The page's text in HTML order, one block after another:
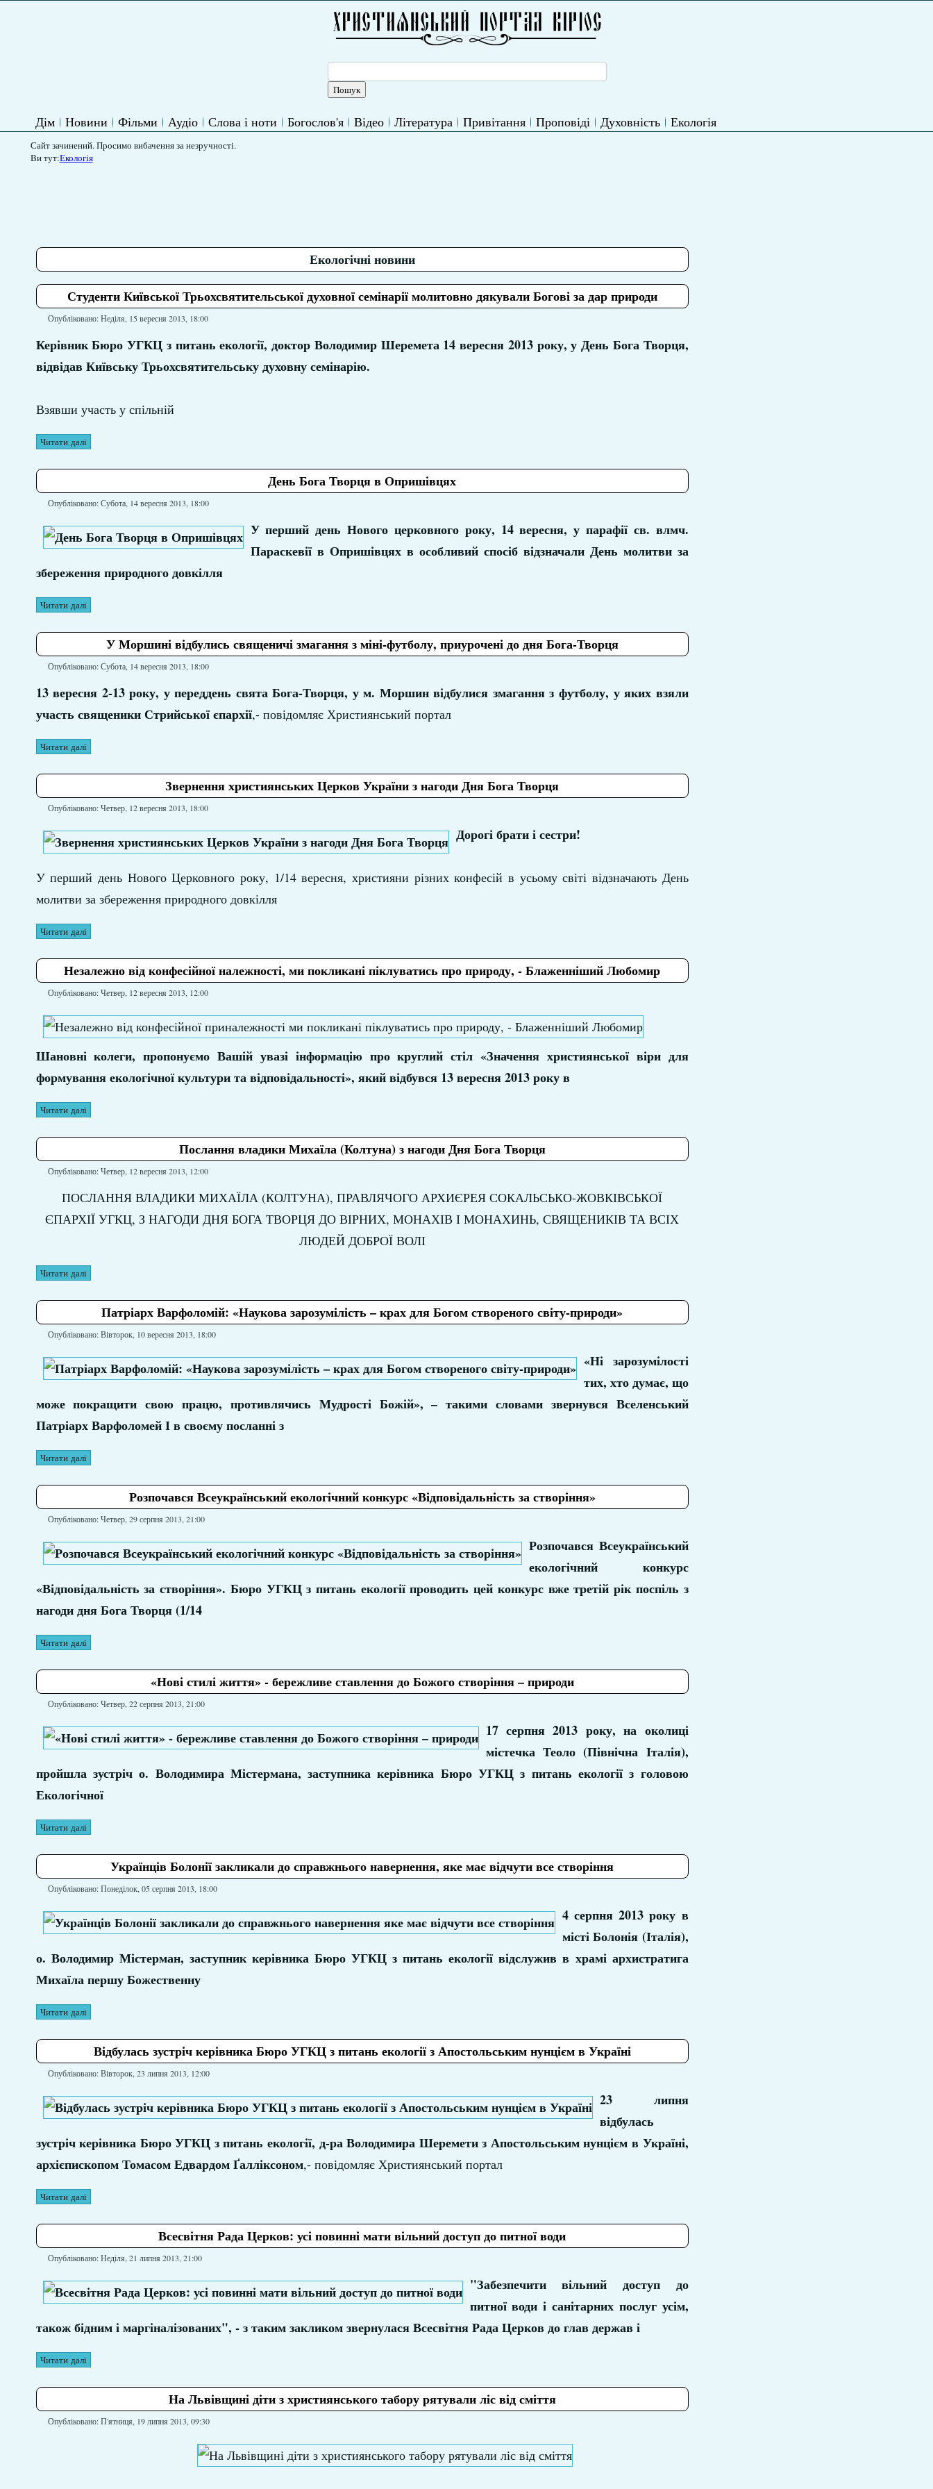
Дім Новини Фільми Аудіо Слова і ноти Богослов'я Відео Література Привітання Проповіді Духовність Екологія
Сайт зачинений. Просимо вибачення за незручності.
Ви тут:Екологія
Екологічні новини
Студенти Київської Трьохсвятительської духовної семінарії молитовно дякували Богові за дар природи
Опубліковано: Неділя, 15 вересня 2013, 18:00
Керівник Бюро УГКЦ з питань екології, доктор Володимир Шеремета 14 вересня 2013 року, у День Бога Творця,
відвідав Київську Трьохсвятительську духовну семінарію.
Взявши участь у спільній
Читати далі
День Бога Творця в Опришівцях
Опубліковано: Субота, 14 вересня 2013, 18:00
У перший день Нового церковного року, 14 вересня, у парафії св. влмч.
Параскевії в Опришівцях в особливий спосіб відзначали День молитви за
збереження природного довкілля
Читати далі
У Моршині відбулись священичі змагання з міні-футболу, приурочені до дня Бога-Творця
Опубліковано: Субота, 14 вересня 2013, 18:00
13 вересня 2-13 року, у переддень свята Бога-Творця, у м. Моршин відбулися змагання з футболу, у яких взяли
участь священики Стрийської єпархії,- повідомляє Християнський портал
Читати далі
Звернення християнських Церков України з нагоди Дня Бога Творця
Опубліковано: Четвер, 12 вересня 2013, 18:00
Дорогі брати і сестри!
У перший день Нового Церковного року, 1/14 вересня, християни різних конфесій в усьому світі відзначають День
молитви за збереження природного довкілля
Читати далі
Незалежно від конфесійної належності, ми покликані піклуватись про природу, - Блаженніший Любомир
Опубліковано: Четвер, 12 вересня 2013, 12:00
Шановні колеги, пропонуємо Вашій увазі інформацію про круглий стіл «Значення християнської віри для
формування екологічної культури та відповідальності», який відбувся 13 вересня 2013 року в
Читати далі
Послання владики Михаїла (Колтуна) з нагоди Дня Бога Творця
Опубліковано: Четвер, 12 вересня 2013, 12:00
ПОСЛАННЯ ВЛАДИКИ МИХАЇЛА (КОЛТУНА), ПРАВЛЯЧОГО АРХИЄРЕЯ СОКАЛЬСЬКО-ЖОВКІВСЬКОЇ
ЄПАРХІЇ УГКЦ, З НАГОДИ ДНЯ БОГА ТВОРЦЯ ДО ВІРНИХ, МОНАХІВ І МОНАХИНЬ, СВЯЩЕНИКІВ ТА ВСІХ
ЛЮДЕЙ ДОБРОЇ ВОЛІ
Читати далі
Патріарх Варфоломій: «Наукова зарозумілість – крах для Богом створеного світу-природи»
Опубліковано: Вівторок, 10 вересня 2013, 18:00
«Ні зарозумілості
тих, хто думає, що
може покращити свою працю, противлячись Мудрості Божій», – такими словами звернувся Вселенський
Патріарх Варфоломей І в своєму посланні з
Читати далі
Розпочався Всеукраїнський екологічний конкурс «Відповідальність за створіння»
Опубліковано: Четвер, 29 серпня 2013, 21:00
Розпочався Всеукраїнський
екологічний конкурс
«Відповідальність за створіння». Бюро УГКЦ з питань екології проводить цей конкурс вже третій рік поспіль з
нагоди дня Бога Творця (1/14
Читати далі
«Нові стилі життя» - бережливе ставлення до Божого створіння – природи
Опубліковано: Четвер, 22 серпня 2013, 21:00
17 серпня 2013 року, на околиці
містечка Теоло (Північна Італія),
пройшла зустріч о. Володимира Містермана, заступника керівника Бюро УГКЦ з питань екології з головою
Екологічної
Читати далі
Українців Болонії закликали до справжнього навернення, яке має відчути все створіння
Опубліковано: Понеділок, 05 серпня 2013, 18:00
4 серпня 2013 року в
місті Болонія (Італія),
о. Володимир Містерман, заступник керівника Бюро УГКЦ з питань екології відслужив в храмі архистратига
Михаїла першу Божественну
Читати далі
Відбулась зустріч керівника Бюро УГКЦ з питань екології з Апостольським нунцієм в Україні
Опубліковано: Вівторок, 23 липня 2013, 12:00
23 липня
відбулась
зустріч керівника Бюро УГКЦ з питань екології, д-ра Володимира Шеремети з Апостольським нунцієм в Україні,
архієпископом Томасом Едвардом Ґалліксоном,- повідомляє Християнський портал
Читати далі
Всесвітня Рада Церков: усі повинні мати вільний доступ до питної води
Опубліковано: Неділя, 21 липня 2013, 21:00
"Забезпечити вільний доступ до
питної води і санітарних послуг усім,
також бідним і маргіналізованих", - з таким закликом звернулася Всесвітня Рада Церков до глав держав і
Читати далі
На Львівщині діти з християнського табору рятували ліс від сміття
Опубліковано: П'ятниця, 19 липня 2013, 09:30